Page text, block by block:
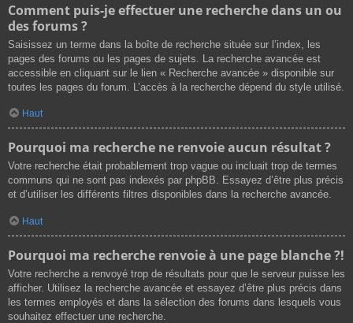
Comment puis-je effectuer une recherche dans un ou
des forums ?
Saisissez un terme dans la boîte de recherche située sur l’index, les
pages des forums ou les pages de sujets. La recherche avancée est
accessible en cliquant sur le lien « Recherche avancée » disponible sur
toutes les pages du forum. L’accès à la recherche dépend du style utilisé.
Haut
Pourquoi ma recherche ne renvoie aucun résultat ?
Votre recherche était probablement trop vague ou incluait trop de termes
communs qui ne sont pas indexés par phpBB. Essayez d’être plus précis
et d’utiliser les différents filtres disponibles dans la recherche avancée.
Haut
Pourquoi ma recherche renvoie à une page blanche ?!
Votre recherche a renvoyé trop de résultats pour que le serveur puisse les
afficher. Utilisez la recherche avancée et essayez d’être plus précis dans
les termes employés et dans la sélection des forums dans lesquels vous
souhaitez effectuer une recherche.